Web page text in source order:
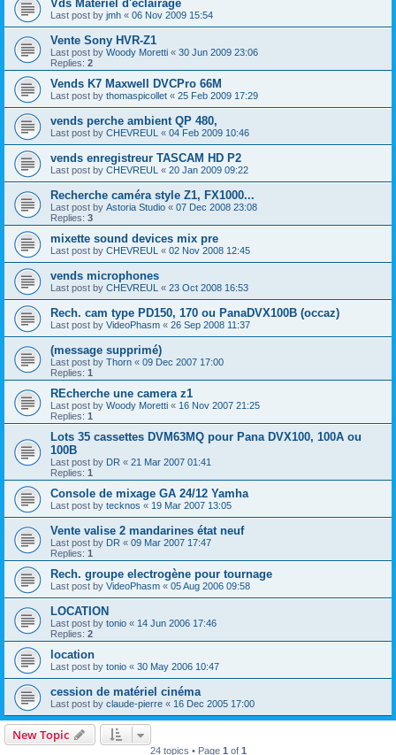
Vds Matériel d'éclairage
Last post by jmh « 06 Nov 2009 15:54
Vente Sony HVR-Z1
Last post by Woody Moretti « 30 Jun 2009 23:06
Replies: 2
Vends K7 Maxwell DVCPro 66M
Last post by thomaspicollet « 25 Feb 2009 17:29
vends perche ambient QP 480,
Last post by CHEVREUL « 04 Feb 2009 10:46
vends enregistreur TASCAM HD P2
Last post by CHEVREUL « 20 Jan 2009 09:22
Recherche caméra style Z1, FX1000...
Last post by Astoria Studio « 07 Dec 2008 23:08
Replies: 3
mixette sound devices mix pre
Last post by CHEVREUL « 02 Nov 2008 12:45
vends microphones
Last post by CHEVREUL « 23 Oct 2008 16:53
Rech. cam type PD150, 170 ou PanaDVX100B (occaz)
Last post by VideoPhasm « 26 Sep 2008 11:37
(message supprimé)
Last post by Thorn « 09 Dec 2007 17:00
Replies: 1
REcherche une camera z1
Last post by Woody Moretti « 16 Nov 2007 21:25
Replies: 1
Lots 35 cassettes DVM63MQ pour Pana DVX100, 100A ou
100B
Last post by DR « 21 Mar 2007 01:41
Replies: 1
Console de mixage GA 24/12 Yamha
Last post by tecknos « 19 Mar 2007 13:05
Vente valise 2 mandarines état neuf
Last post by DR « 09 Mar 2007 17:47
Replies: 1
Rech. groupe electrogène pour tournage
Last post by VideoPhasm « 05 Aug 2006 09:58
LOCATION
Last post by tonio « 14 Jun 2006 17:46
Replies: 2
location
Last post by tonio « 30 May 2006 10:47
cession de matériel cinéma
Last post by claude-pierre « 16 Dec 2005 17:00
New Topic
24 topics • Page 1 of 1